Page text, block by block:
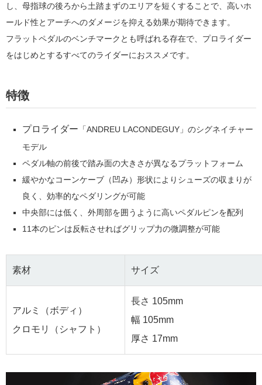
し、 母指球の後ろから土踏まずのエリアを短くすることで、高いホ
ールド性とアーチへのダメージを抑える効果が期待できます。
フラットペダルのベンチマークとも呼ばれる存在で、プロライダー
をはじめとするすべてのライダーにおススメです。
特徴
プロライダー 「ANDREU LACONDEGUY」のシグネイチャー
モデル
ペダル軸の前後で踏み面の大きさが異なるプラットフォーム
緩やかなコーンケーブ（凹み）形状によりシューズの収まりが
良く、効率的なペダリングが可能
中央部には低く、外周部を囲うように高いペダルピンを配列
11本のピンは反転させればグリップ力の微調整が可能
素材 サイズ
アルミ（ボディ）
クロモリ（シャフト）
長さ 105mm
幅 105mm
厚さ 17mm